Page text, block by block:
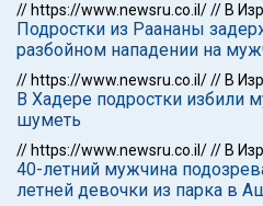
// https://www.newsru.co.il/// В
Подростки из Раананы
разбойном нападении на
// https://www.newsru.co.il/// В
В Хадере подростки избили
шуметь
// https://www.newsru.co.il/// В
40-летний мужчина
летней девочки из парка в